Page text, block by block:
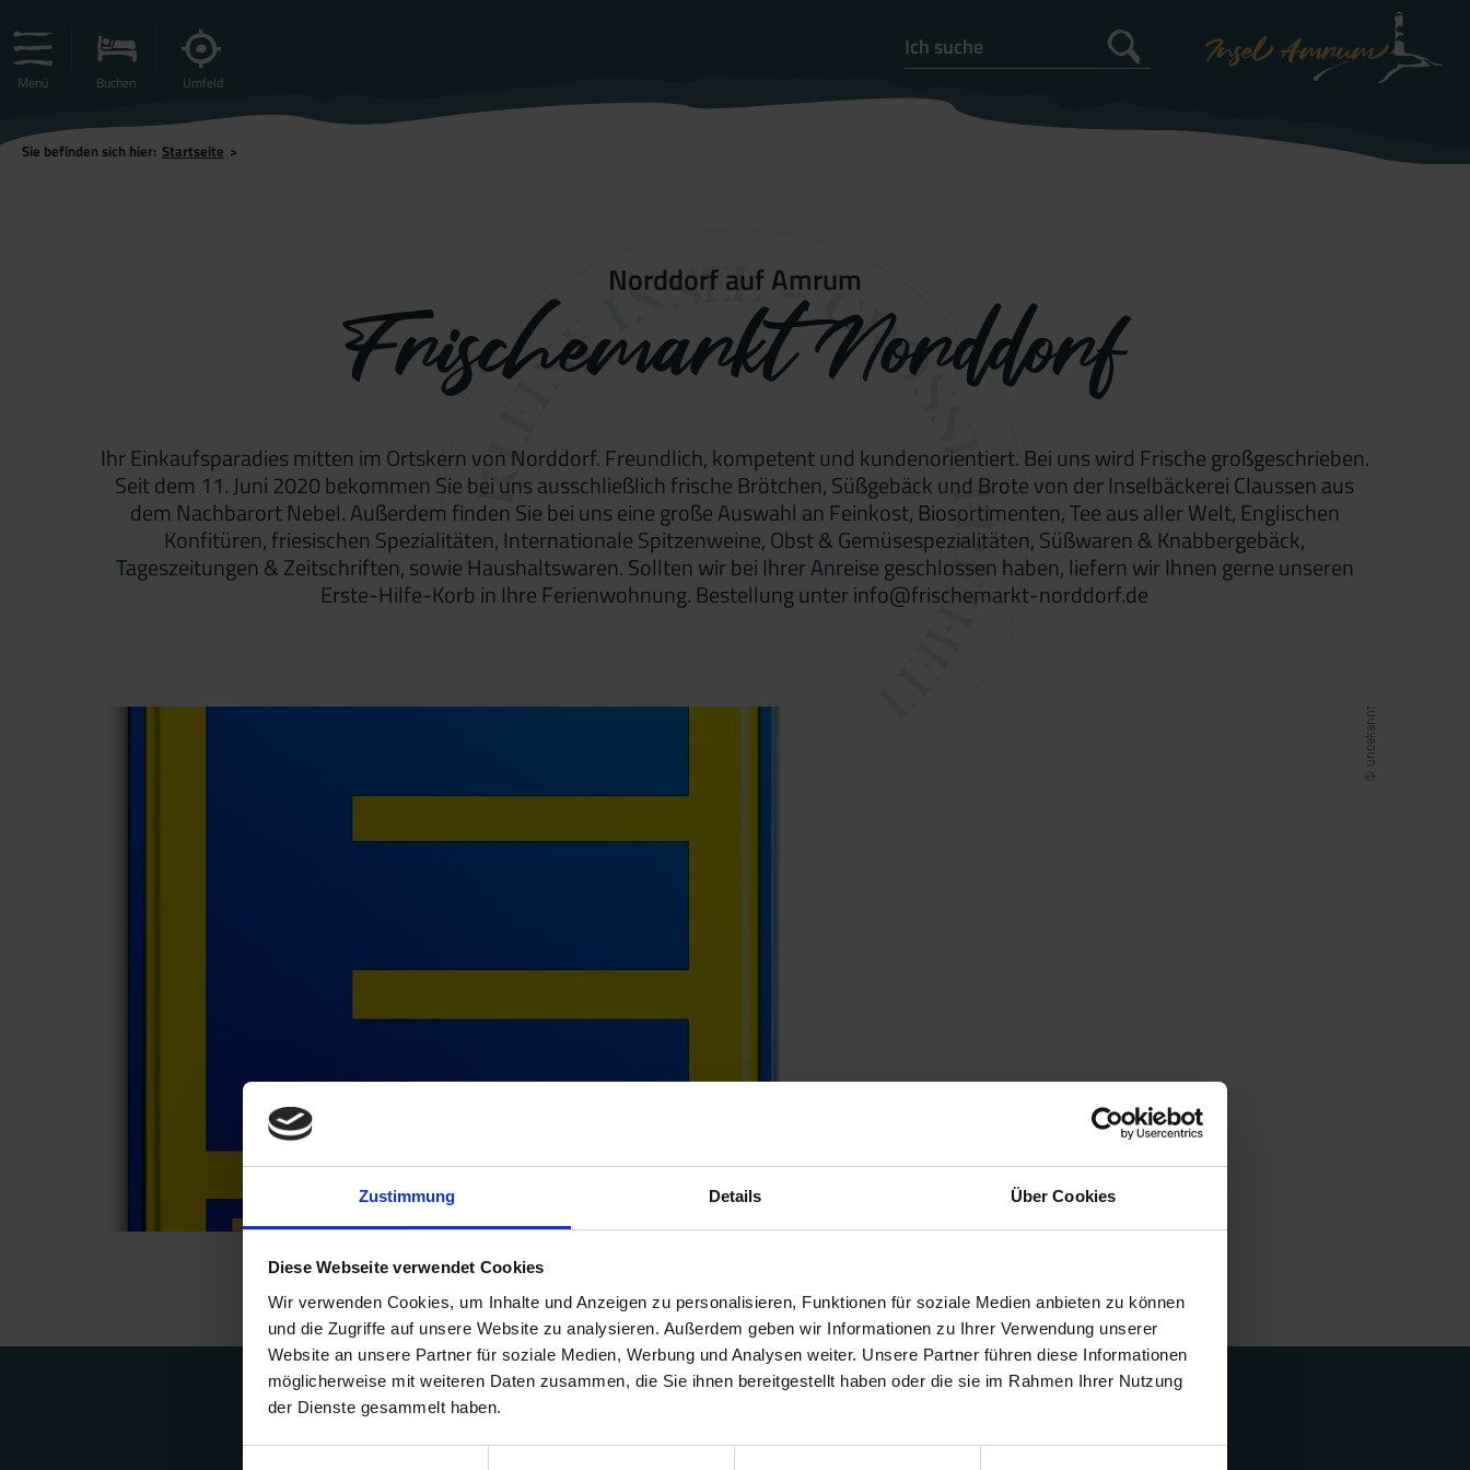
Zustimmung Details Über Cookies
Diese Webseite verwendet Cookies
Wir verwenden Cookies, um Inhalte und Anzeigen zu personalisieren, Funktionen für soziale Medien anbieten zu können
und die Zugriffe auf unsere Website zu analysieren. Außerdem geben wir Informationen zu Ihrer Verwendung unserer
Website an unsere Partner für soziale Medien, Werbung und Analysen weiter. Unsere Partner führen diese Informationen
möglicherweise mit weiteren Daten zusammen, die Sie ihnen bereitgestellt haben oder die sie im Rahmen Ihrer Nutzung
der Dienste gesammelt haben.
Menü Buchen Umfeld
Sie befinden sich hier: Startseite >
Norddorf auf Amrum
Frischemarkt Norddorf
Ihr Einkaufsparadies mitten im Ortskern von Norddorf. Freundlich, kompetent und kundenorientiert. Bei uns wird Frische großgeschrieben.
Seit dem 11. Juni 2020 bekommen Sie bei uns ausschließlich frische Brötchen, Süßgebäck und Brote von der Inselbäckerei Claussen aus
dem Nachbarort Nebel. Außerdem finden Sie bei uns eine große Auswahl an Feinkost, Biosortimenten, Tee aus aller Welt, Englischen
Konfitüren, friesischen Spezialitäten, Internationale Spitzenweine, Obst & Gemüsespezialitäten, Süßwaren & Knabbergebäck,
Tageszeitungen & Zeitschriften, sowie Haushaltswaren. Sollten wir bei Ihrer Anreise geschlossen haben, liefern wir Ihnen gerne unseren
Erste-Hilfe-Korb in Ihre Ferienwohnung. Bestellung unter info@frischemarkt-norddorf.de
© unbekannt